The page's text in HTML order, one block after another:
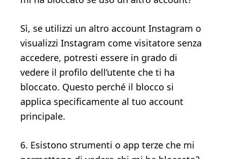
Sì, se utilizzi un altro account Instagram o
visualizzi Instagram come visitatore senza
accedere, potresti essere in grado di
vedere il profilo dell’utente che ti ha
bloccato. Questo perché il blocco si
applica specificamente al tuo account
principale.
6. Esistono strumenti o app terze che mi